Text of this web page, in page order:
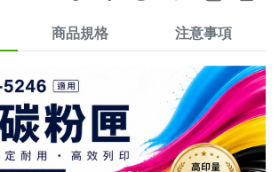
商品規格 注意事項